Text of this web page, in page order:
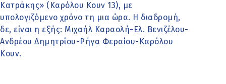
Κατράκης» (Καρόλου Κουν 13), με
υπολογιζόμενο χρόνο τη μια ώρα. Η διαδρομή,
δε, είναι η εξής: Μιχαήλ Καραολή-Ελ. Βενιζέλου-
Ανδρέου Δημητρίου-Ρήγα Φεραίου-Καρόλου
Κουν.